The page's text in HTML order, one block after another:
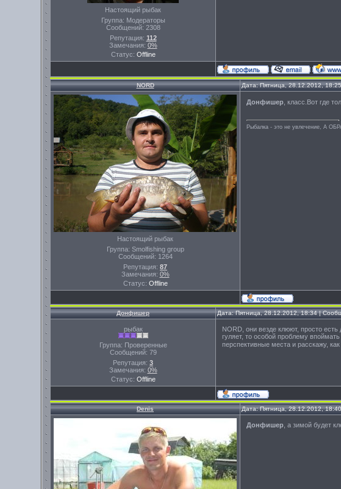
Настоящий рыбак
Группа: Модераторы
Сообщений: 2308
Репутация: 112
Замечания: 0%
Статус: Offline
NORD Дата: Пятница, 28.12.2012,
Настоящий рыбак
Группа: Smolfishing group
Сообщений: 1264
Репутация: 87
Замечания: 0%
Статус: Offline
Донфишер , класс.Вот где
Рыбалка - это не увлечение, А
Донфишер Дата: Пятница, 28.12.2012, 18:34 |
рыбак
Группа: Проверенные
Сообщений: 79
Репутация: 3
Замечания: 0%
Статус: Offline
NORD, они везде клюют, просто
гуляет, то особой проблему
перспективные места и расскажу, как
Denis Дата: Пятница, 28.12.2012,
Донфишер , а зимой будет